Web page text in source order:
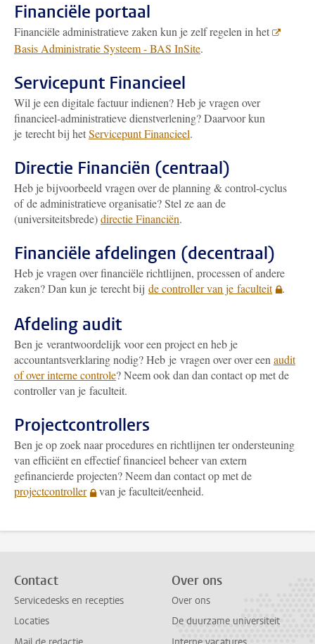
Financiële portaal
Financiële administratieve zaken kun je zelf regelen in het
Basis Administratie Systeem - BAS InSite.
Servicepunt Financieel
Wil je een digitale factuur indienen? Heb je vragen over
financieel-administratieve dienstverlening? Daarvoor kun
je terecht bij hetServicepunt Financieel.
Directie Financiën (centraal)
Heb je bijvoorbeeld vragen over de planning & control-cyclus
of de administratieve organisatie? Stel ze aan de
(universiteitsbrede)directie Financiën.
Financiële afdelingen (decentraal)
Heb je vragen over financiële richtlijnen, processen of andere
zaken? Dan kun je terecht bij de controller van je faculteit .
Afdeling audit
Ben je verantwoordelijk voor een project en heb je
accountantsverklaring nodig? Heb je vragen over over eenaudit
of over interne controle? Neem ook dan dan contact op met de
controller van je faculteit.
Projectcontrollers
Ben je op zoek naar procedures en richtlijnen ter ondersteuning
van efficiënt en effectief financieel beheer van extern
gefinancierde projecten? Neem dan contact op met de
projectcontroller
van je faculteit/eenheid.
Contact
Servicedesks en recepties
Locaties
Over ons
Over ons
De duurzame universiteit